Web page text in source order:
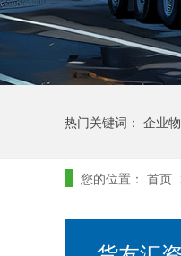
热门关键词： 企业
您的位置： 首页